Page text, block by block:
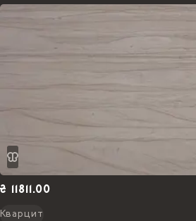
₴ 11811.00
Кварцит